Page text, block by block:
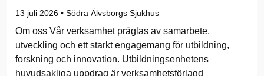
13 juli 2026 • Södra Älvsborgs Sjukhus
Om oss Vår verksamhet präglas av samarbete,
utveckling och ett starkt engagemang för utbildning,
forskning och innovation. Utbildningsenhetens
huvudsakliga uppdrag är verksamhetsförlagd